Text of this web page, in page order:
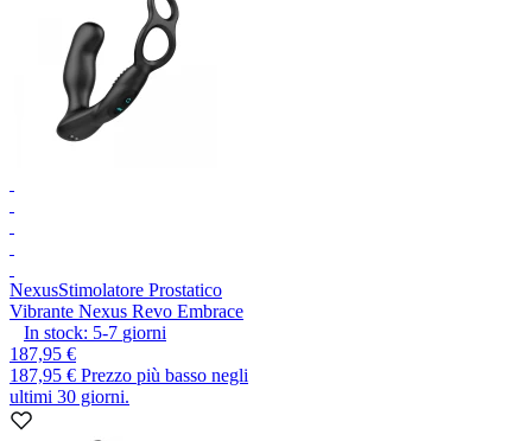
NexusStimolatore Prostatico
Vibrante Nexus Revo Embrace
In stock: 5-7 giorni
187,95 €
187,95 € Prezzo più basso negli
ultimi 30 giorni.